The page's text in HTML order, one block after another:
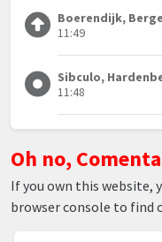
Boerendijk,
11:49
Sibculo,
11:48
Oh no,
If you own this
browser console to find